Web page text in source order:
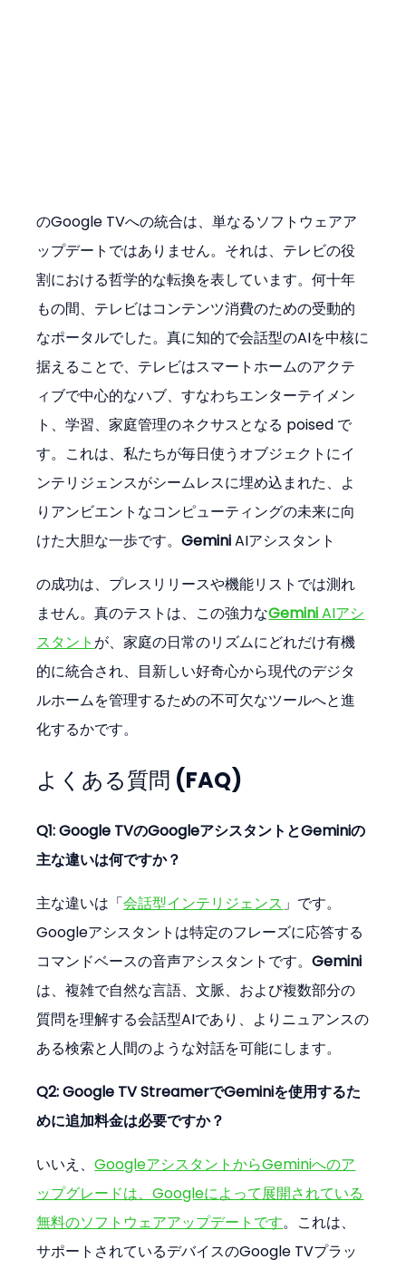
のGoogle TVへの統合は、単なるソフトウェアア
ップデートではありません。それは、テレビの役
割における哲学的な転換を表しています。何十年
もの間、テレビはコンテンツ消費のための受動的
なポータルでした。真に知的で会話型のAIを中核に
据えることで、テレビはスマートホームのアクテ
ィブで中心的なハブ、すなわちエンターテイメン
ト、学習、家庭管理のネクサスとなる poised で
す。これは、私たちが毎日使うオブジェクトにイ
ンテリジェンスがシームレスに埋め込まれた、よ
りアンビエントなコンピューティングの未来に向
けた大胆な一歩です。Gemini AIアシスタント
の成功は、プレスリリースや機能リストでは測れ
ません。真のテストは、この強力なGemini AIアシ
スタントが、家庭の日常のリズムにどれだけ有機
的に統合され、目新しい好奇心から現代のデジタ
ルホームを管理するための不可欠なツールへと進
化するかです。
よくある質問 (FAQ)
Q1: Google TVのGoogleアシスタントとGeminiの
主な違いは何ですか？
主な違いは「会話型インテリジェンス」です。
Googleアシスタントは特定のフレーズに応答する
コマンドベースの音声アシスタントです。Gemini
は、複雑で自然な言語、文脈、および複数部分の
質問を理解する会話型AIであり、よりニュアンスの
ある検索と人間のような対話を可能にします。
Q2: Google TV StreamerでGeminiを使用するた
めに追加料金は必要ですか？
いいえ、GoogleアシスタントからGeminiへのア
ップグレードは、Googleによって展開されている
無料のソフトウェアアップデートです。これは、
サポートされているデバイスのGoogle TVプラッ